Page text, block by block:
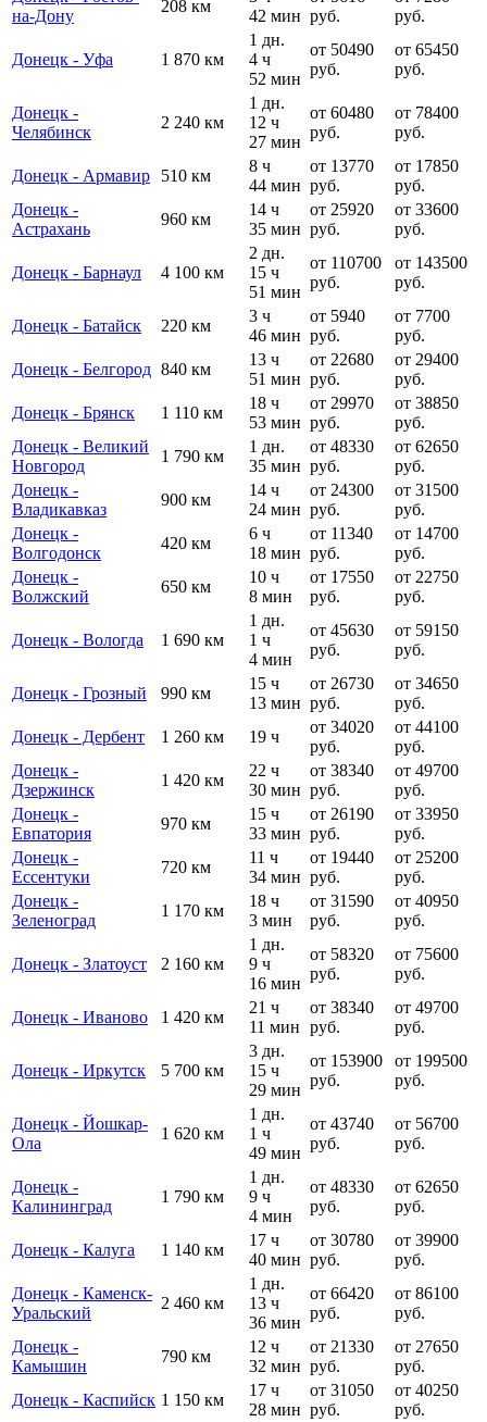
на-Дону
208 км
42 мин руб.
руб.
Донецк - Уфа 1 870 км
1 дн.
4 ч
52 мин
от 50490
руб.
от 65450
руб.
Донецк -
Челябинск
2 240 км
1 дн.
12 ч
27 мин
от 60480
руб.
от 78400
руб.
Донецк - Армавир 510 км
8 ч
44 мин
от 13770
руб.
от 17850
руб.
Донецк -
Астрахань
960 км
14 ч
35 мин
от 25920
руб.
от 33600
руб.
Донецк - Барнаул 4 100 км
2 дн.
15 ч
51 мин
от 110700
руб.
от 143500
руб.
Донецк - Батайск 220 км
3 ч
46 мин
от 5940
руб.
от 7700
руб.
Донецк - Белгород 840 км
13 ч
51 мин
от 22680
руб.
от 29400
руб.
Донецк - Брянск
1 110 км
18 ч
53 мин
от 29970
руб.
от 38850
руб.
Донецк - Великий
Новгород
1 790 км
1 дн.
35 мин
от 48330
руб.
от 62650
руб.
Донецк -
Владикавказ
900 км
14 ч
24 мин
от 24300
руб.
от 31500
руб.
Донецк -
Волгодонск
420 км
6 ч
18 мин
от 11340
руб.
от 14700
руб.
Донецк -
Волжский
650 км
10 ч
8 мин
от 17550
руб.
от 22750
руб.
Донецк - Вологда 1 690 км
1 дн.
1 ч
4 мин
от 45630
руб.
от 59150
руб.
Донецк - Грозный 990 км
15 ч
13 мин
от 26730
руб.
от 34650
руб.
Донецк - Дербент
1 260 км 19 ч
от 34020
руб.
от 44100
руб.
Донецк -
Дзержинск
1 420 км
22 ч
30 мин
от 38340
руб.
от 49700
руб.
Донецк -
Евпатория
970 км
15 ч
33 мин
от 26190
руб.
от 33950
руб.
Донецк -
Ессентуки
720 км
11 ч
34 мин
от 19440
руб.
от 25200
руб.
Донецк -
Зеленоград
1 170 км
18 ч
3 мин
от 31590
руб.
от 40950
руб.
Донецк - Златоуст 2 160 км
1 дн.
9 ч
16 мин
от 58320
руб.
от 75600
руб.
Донецк - Иваново 1 420 км
21 ч
11 мин
от 38340
руб.
от 49700
руб.
Донецк - Иркутск 5 700 км
3 дн.
15 ч
29 мин
от 153900
руб.
от 199500
руб.
Донецк - Йошкар-
Ола
1 620 км
1 дн.
1 ч
49 мин
от 43740
руб.
от 56700
руб.
Донецк -
Калининград
1 790 км
1 дн.
9 ч
4 мин
от 48330
руб.
от 62650
руб.
Донецк - Калуга 1 140 км
17 ч
40 мин
от 30780
руб.
от 39900
руб.
Донецк - Каменск-
Уральский
2 460 км
1 дн.
13 ч
36 мин
от 66420
руб.
от 86100
руб.
Донецк -
Камышин
790 км
12 ч
32 мин
от 21330
руб.
от 27650
руб.
Донецк - Каспийск 1 150 км
17 ч
28 мин
от 31050
руб.
от 40250
руб.